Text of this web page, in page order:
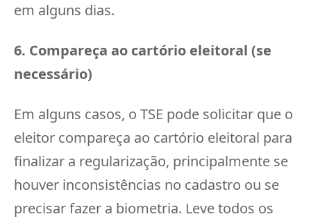
em alguns dias.
6. Compareça ao cartório eleitoral (se
necessário)
Em alguns casos, o TSE pode solicitar que o
eleitor compareça ao cartório eleitoral para
finalizar a regularização, principalmente se
houver inconsistências no cadastro ou se
precisar fazer a biometria. Leve todos os